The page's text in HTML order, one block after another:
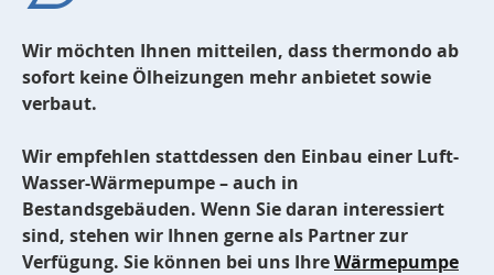
Wir möchten Ihnen mitteilen, dass thermondo ab
sofort keine Ölheizungen mehr anbietet sowie
verbaut.
Wir empfehlen stattdessen den Einbau einer Luft-
Wasser-Wärmepumpe – auch in
Bestandsgebäuden. Wenn Sie daran interessiert
sind, stehen wir Ihnen gerne als Partner zur
Verfügung. Sie können bei uns IhreWärmepumpe